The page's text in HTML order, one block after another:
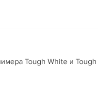
Tough White и